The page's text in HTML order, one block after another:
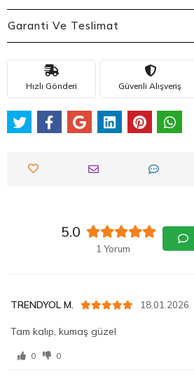
Garanti Ve Teslimat
Hızlı Gönderi Güvenli Alışveriş
5.0
1 Yorum
TRENDYOL M. 18.01.2026
Tam kalıp, kumaş güzel
0 0